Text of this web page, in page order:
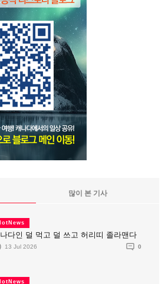
많이 본 기사
다인 덜 먹고 덜 쓰고 허리띠 졸라맨다
13 Jul 2026 0